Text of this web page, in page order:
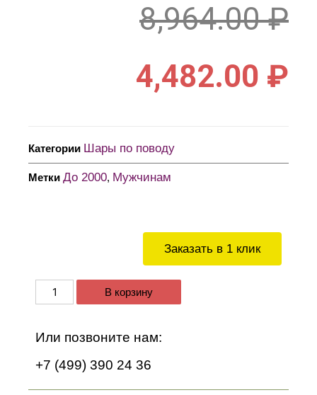
Заказать в 1 клик
В корзину
Или позвоните нам:
+7 (499) 390 24 36
8,964.00₽
4,482.00 ₽
Категории Шары по поводу
Метки До 2000, Мужчинам